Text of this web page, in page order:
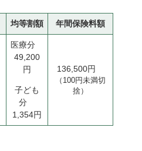
均等割額 年間保険料額
医療分
49,200
円
子ども
分
1,354円
136,500円
（100円未満切
捨）